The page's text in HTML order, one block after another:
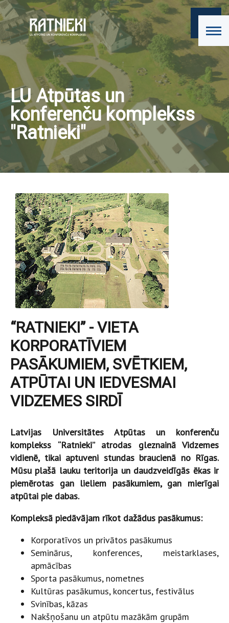
LU Atpūtas un
konferenču komplekss
"Ratnieki"
“RATNIEKI” - VIETA
KORPORATĪVIEM
PASĀKUMIEM, SVĒTKIEM,
ATPŪTAI UN IEDVESMAI
VIDZEMES SIRDĪ
Latvijas Universitātes Atpūtas un konferenču
komplekss “Ratnieki” atrodas gleznainā Vidzemes
vidienē, tikai aptuveni stundas braucienā no Rīgas.
Mūsu plašā lauku teritorija un daudzveidīgās ēkas ir
piemērotas gan lieliem pasākumiem, gan mierīgai
atpūtai pie dabas.
Kompleksā piedāvājam rīkot dažādus pasākumus:
Korporatīvos un privātos pasākumus
Seminārus, konferences, meistarklases,
apmācības
Sporta pasākumus, nometnes
Kultūras pasākumus, koncertus, festivālus
Svinības, kāzas
Nakšņošanu un atpūtu mazākām grupām